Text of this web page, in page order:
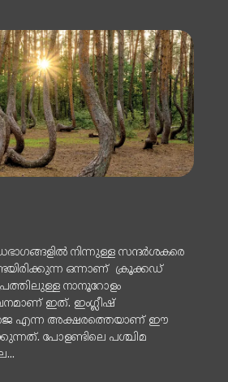
നിന്നുള്ള സന്ദർശകരെ
ഒന്നാണ് ക്രൂക്കഡ്
നാനൂറോളം
ഇത്. ഇംഗ്ലീഷ്
ജെ എന്ന അക്ഷരത്തെയാണ് ഈ
പോളണ്ടിലെ പശ്ചിമ